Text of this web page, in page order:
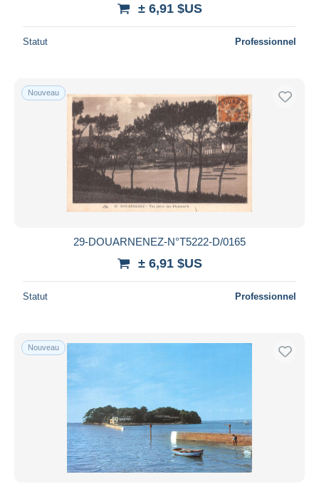
± 6,91 $US
Statut Professionnel
Nouveau
29-DOUARNENEZ-N°T5222-D/0165
± 6,91 $US
Statut Professionnel
Nouveau